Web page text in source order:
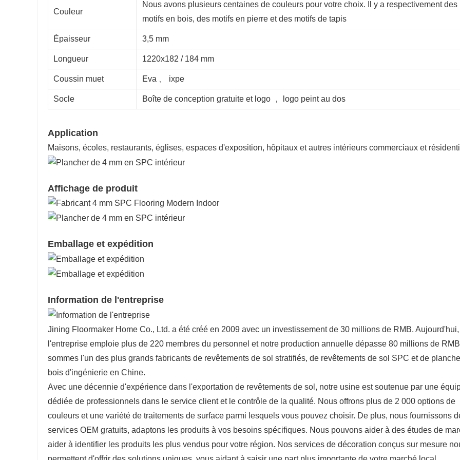
Couleur
Nous avons plusieurs centaines de couleurs pour votre choix. Il y a respectivement des
motifs en bois, des motifs en pierre et des motifs de tapis
Épaisseur 3,5 mm
Longueur 1220x182 / 184 mm
Coussin muet Eva 、 ixpe
Socle Boîte de conception gratuite et logo ， logo peint au dos
Application
Maisons, écoles, restaurants, églises, espaces d'exposition, hôpitaux et autres intérieurs commerciaux et
Affichage de produit
Emballage et expédition
Information de l'entreprise
Jining Floormaker Home Co., Ltd. a été créé en 2009 avec un investissement de 30 millions de RMB. Aujourd'hui,
l'entreprise emploie plus de 220 membres du personnel et notre production annuelle dépasse 80 millions de
sommes l'un des plus grands fabricants de revêtements de sol stratifiés, de revêtements de sol SPC et de
bois d'ingénierie en Chine.
Avec une décennie d'expérience dans l'exportation de revêtements de sol, notre usine est soutenue par une
dédiée de professionnels dans le service client et le contrôle de la qualité. Nous offrons plus de 2 000 options de
couleurs et une variété de traitements de surface parmi lesquels vous pouvez choisir. De plus, nous fournissons
services OEM gratuits, adaptons les produits à vos besoins spécifiques. Nous pouvons aider à des études de
aider à identifier les produits les plus vendus pour votre région. Nos services de décoration conçus sur mesure